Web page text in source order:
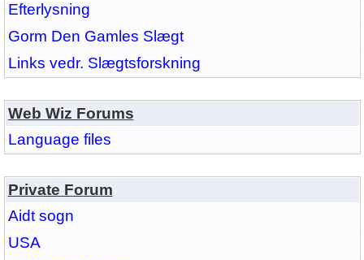
Efterlysning
Gorm Den Gamles Slægt
Links vedr. Slægtsforskning
Web Wiz Forums
Language files
Private Forum
Aidt sogn
USA